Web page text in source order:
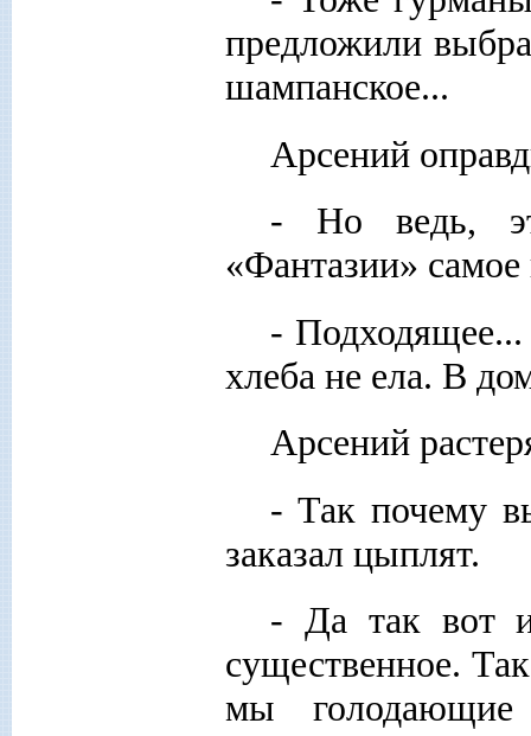
предложили
шампанское...
Арсений
- Но ведь,
«Фантазии»
- Подходящее...
хлеба не ела. В
Арсений
- Так почему
заказал цыплят.
- Да так вот
существенное.
мы